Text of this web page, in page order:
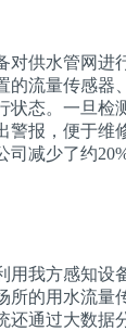
对供水管网进
的流量传感器
状态。一旦检
警报，便于维
司减少了约
用我方感知设
所的用水流量
还通过大数据